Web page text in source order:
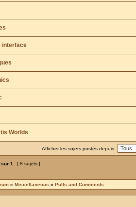
interface
Worlds
Afficher les sujets postés depuis:
sur 1 [ 8 sujets ]
» Miscellaneous » Polls and Comments